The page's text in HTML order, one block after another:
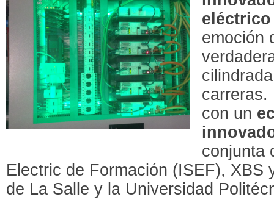
emoción
carreras.
con un
conjunta
Electric de Formación (ISEF), XBS
de La Salle y la Universidad